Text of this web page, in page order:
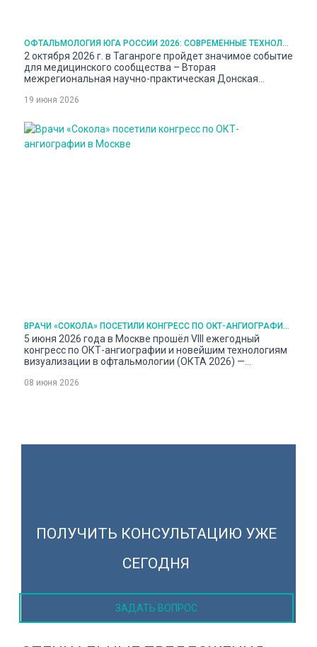
ОФТАЛЬМОЛОГИЯ ЮГА РОССИИ 2026: СОВРЕМЕННЫЕ ТЕХНОЛОГИИ И КЛИНИЧЕСКИЙ ОПЫТ НА ДОК-2
2 октября 2026 г. в Таганроге пройдет значимое событие
для медицинского сообщества – Вторая
межрегиональная научно-практическая Донская
мероприятии очно примут участие около 500
врачей из Центрального, Северо-Западного,
Приволжского, Южного, Северо-Кавказского
федеральных округов, а также недавно
19 июня 2026
ВРАЧИ «СОКОЛА» ПОСЕТИЛИ КОНГРЕСС ПО ОКТ-АНГИОГРАФИИ В МОСКВЕ
5 июня 2026 года в Москве прошёл VIII ежегодный
конгресс по ОКТ-ангиографии и новейшим технологиям
визуализации в офтальмологии (ОКТА 2026) —
диагностики и лечения заболеваний глаза. В нём
08 июня 2026
ПОЛУЧИТЬ КОНСУЛЬТАЦИЮ УЖЕ
СЕГОДНЯ
ЗАДАТЬ ВОПРОС